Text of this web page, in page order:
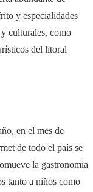
y especialidades
culturales, como
del litoral
en el mes de
de todo el país se
la gastronomía
tanto a niños como